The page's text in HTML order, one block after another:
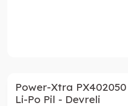
Power-Xtra
Li-Po Pil - Devreli